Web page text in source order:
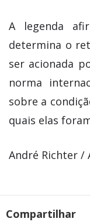
A legenda
determina o
ser acionada
norma
sobre a
quais elas
André Richter /
Compartilhar